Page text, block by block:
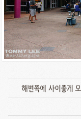
해변쪽에 사이좋게